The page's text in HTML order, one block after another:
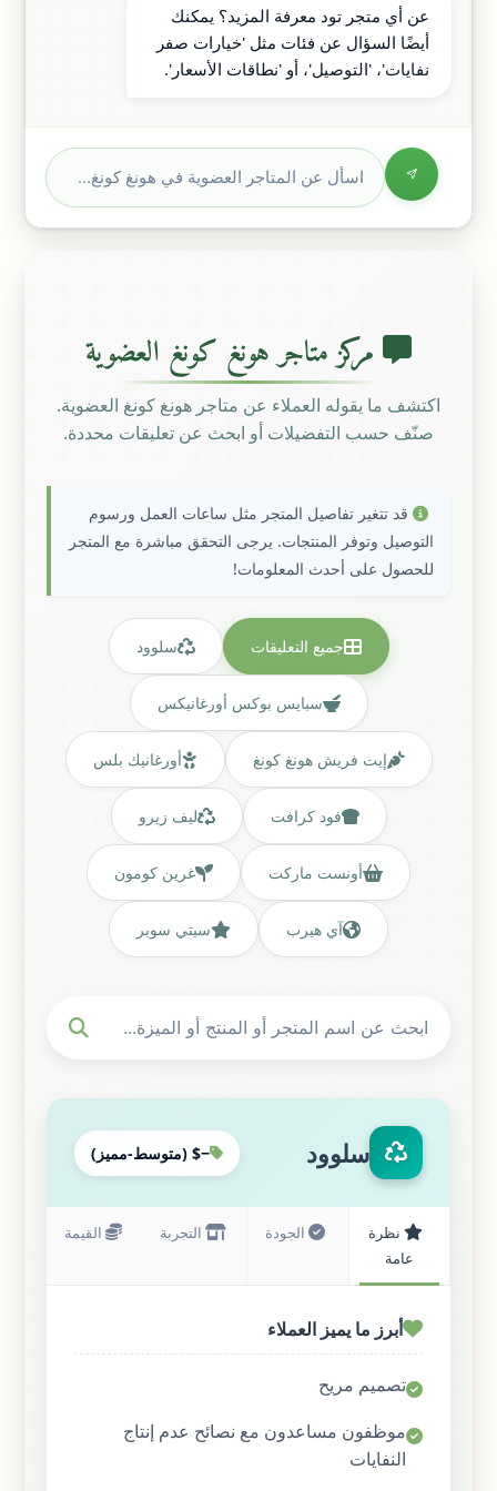
عن أي متجر تود معرفة المزيد؟ يمكنك
أيضًا السؤال عن فئات مثل 'خيارات صفر
نفايات'، 'التوصيل'، أو 'نطاقات الأسعار'.
مركز متاجر هونغ كونغ العضوية
اكتشف ما يقوله العملاء عن متاجر هونغ كونغ العضوية.
صنّف حسب التفضيلات أو ابحث عن تعليقات محددة.
قد تتغير تفاصيل المتجر مثل ساعات العمل ورسوم
التوصيل وتوفر المنتجات. يرجى التحقق مباشرة مع المتجر
للحصول على أحدث المعلومات!
جميع التعليقات سلوود
سبايس بوكس أورغانيكس
إيت فريش هونغ كونغ أورغانيك بلس
فود كرافت ليف زيرو
أونست ماركت غرين كومون
آي هيرب سيتي سوبر
سلوود −$ (متوسط-مميز)
نظرة
عامة
الجودة التجربة القيمة
أبرز ما يميز العملاء
تصميم مريح
موظفون مساعدون مع نصائح عدم إنتاج
النفايات
تشكيلة عضوية قوية في جميع أنحاء المتجر
يسوق المنتجات كعضوية
تصميم متجر هادئ وجمالي
تخطيطات واسعة